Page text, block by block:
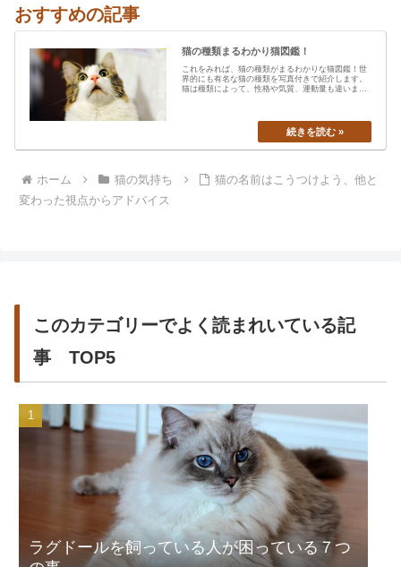
おすすめの記事
猫の種類まるわかり猫図鑑！
これをみれば、猫の種類がまるわかりな猫図鑑！世
界的にも有名な猫の種類を写真付きで紹介します。
猫は種類によって、性格や気質、運動量も違います
ホーム 猫の気持ち
猫の名前はこうつけよう、他と
変わった視点からアドバイス
このカテゴリーでよく読まれいている記
事 TOP5
ラグドールを飼っている人が困っている７つ